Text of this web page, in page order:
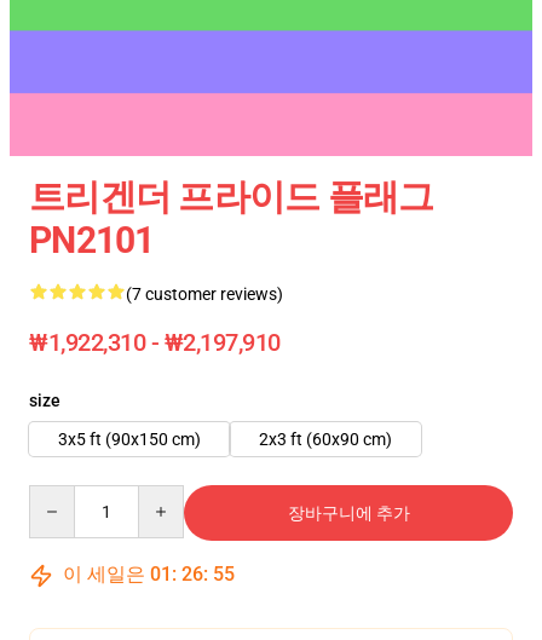
트리겐더 프라이드 플래그
PN2101
(7 customer reviews)
₩1,922,310 - ₩2,197,910
size
3x5 ft (90x150 cm)
2x3 ft (60x90 cm)
장바구니에 추가
이 세일은 01 : 26: 54